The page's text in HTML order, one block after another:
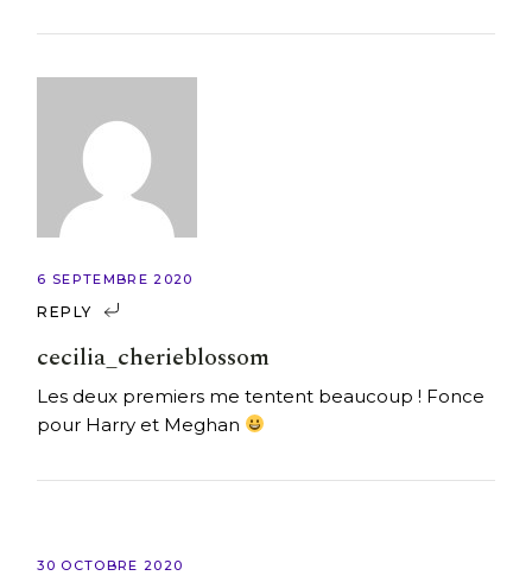
6 SEPTEMBRE 2020
REPLY
cecilia_cherieblossom
Les deux premiers me tentent beaucoup ! Fonce
pour Harry et Meghan
30 OCTOBRE 2020